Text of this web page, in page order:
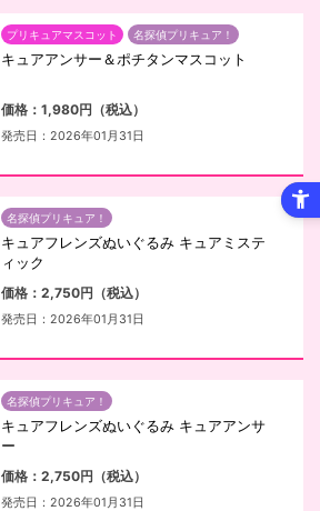
プリキュアマスコット 名探偵プリキュア！
キュアアンサー＆ポチタンマスコット
価格：1,980円（税込）
発売日：2026年01月31日
名探偵プリキュア！
キュアフレンズぬいぐるみ キュアミステ
ィック
価格：2,750円（税込）
発売日：2026年01月31日
名探偵プリキュア！
キュアフレンズぬいぐるみ キュアアンサ
ー
価格：2,750円（税込）
発売日：2026年01月31日